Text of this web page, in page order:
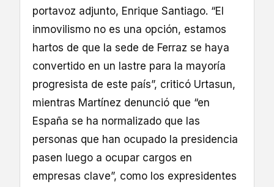
portavoz adjunto, Enrique Santiago. “El
inmovilismo no es una opción, estamos
hartos de que la sede de Ferraz se haya
convertido en un lastre para la mayoría
progresista de este país”, criticó Urtasun,
mientras Martínez denunció que “en
España se ha normalizado que las
personas que han ocupado la presidencia
pasen luego a ocupar cargos en
empresas clave”, como los expresidentes